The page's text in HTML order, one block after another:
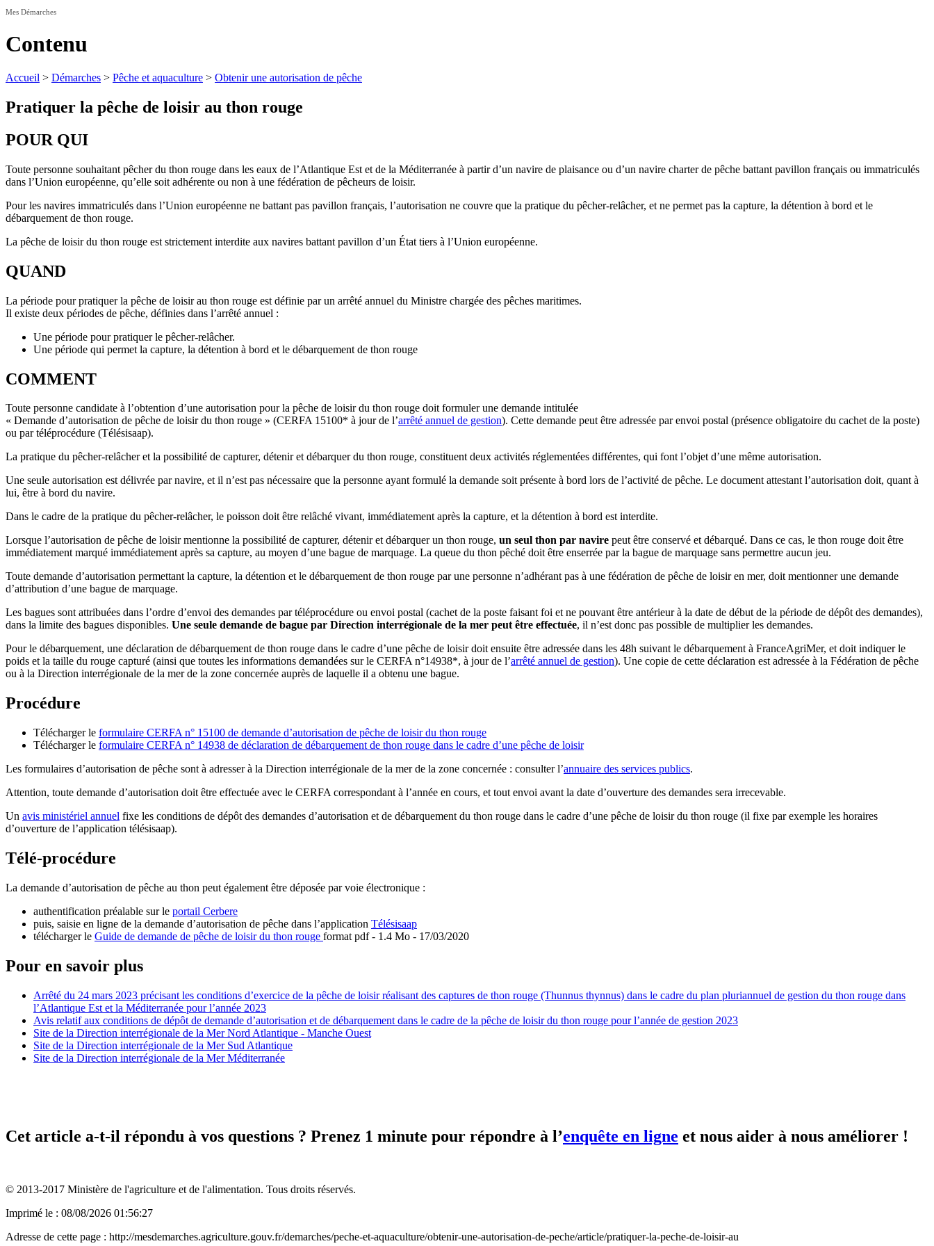
Mes Démarches
Contenu
Accueil > Démarches > Pêche et aquaculture > Obtenir une autorisation de pêche
Pratiquer la pêche de loisir au thon rouge
POUR QUI
Toute personne souhaitant pêcher du thon rouge dans les eaux de l’Atlantique Est et de la Méditerranée à partir d’un navire de plaisance ou d’un navire charter de pêche battant pavillon français ou immatriculés
dans l’Union européenne, qu’elle soit adhérente ou non à une fédération de pêcheurs de loisir.
Pour les navires immatriculés dans l’Union européenne ne battant pas pavillon français, l’autorisation ne couvre que la pratique du pêcher-relâcher, et ne permet pas la capture, la détention à bord et le
débarquement de thon rouge.
La pêche de loisir du thon rouge est strictement interdite aux navires battant pavillon d’un État tiers à l’Union européenne.
QUAND
La période pour pratiquer la pêche de loisir au thon rouge est définie par un arrêté annuel du Ministre chargée des pêches maritimes.
Il existe deux périodes de pêche, définies dans l’arrêté annuel :
Une période pour pratiquer le pêcher-relâcher.
Une période qui permet la capture, la détention à bord et le débarquement de thon rouge
COMMENT
Toute personne candidate à l’obtention d’une autorisation pour la pêche de loisir du thon rouge doit formuler une demande intitulée
« Demande d’autorisation de pêche de loisir du thon rouge » (CERFA 15100* à jour de l’arrêté annuel de gestion). Cette demande peut être adressée par envoi postal (présence obligatoire du cachet de la poste)
ou par téléprocédure (Télésisaap).
La pratique du pêcher-relâcher et la possibilité de capturer, détenir et débarquer du thon rouge, constituent deux activités réglementées différentes, qui font l’objet d’une même autorisation.
Une seule autorisation est délivrée par navire, et il n’est pas nécessaire que la personne ayant formulé la demande soit présente à bord lors de l’activité de pêche. Le document attestant l’autorisation doit, quant à
lui, être à bord du navire.
Dans le cadre de la pratique du pêcher-relâcher, le poisson doit être relâché vivant, immédiatement après la capture, et la détention à bord est interdite.
Lorsque l’autorisation de pêche de loisir mentionne la possibilité de capturer, détenir et débarquer un thon rouge, un seul thon par navire peut être conservé et débarqué. Dans ce cas, le thon rouge doit être
immédiatement marqué immédiatement après sa capture, au moyen d’une bague de marquage. La queue du thon pêché doit être enserrée par la bague de marquage sans permettre aucun jeu.
Toute demande d’autorisation permettant la capture, la détention et le débarquement de thon rouge par une personne n’adhérant pas à une fédération de pêche de loisir en mer, doit mentionner une demande
d’attribution d’une bague de marquage.
Les bagues sont attribuées dans l’ordre d’envoi des demandes par téléprocédure ou envoi postal (cachet de la poste faisant foi et ne pouvant être antérieur à la date de début de la période de dépôt des demandes),
dans la limite des bagues disponibles. Une seule demande de bague par Direction interrégionale de la mer peut être effectuée, il n’est donc pas possible de multiplier les demandes.
Pour le débarquement, une déclaration de débarquement de thon rouge dans le cadre d’une pêche de loisir doit ensuite être adressée dans les 48h suivant le débarquement à FranceAgriMer, et doit indiquer le
poids et la taille du rouge capturé (ainsi que toutes les informations demandées sur le CERFA n°14938*, à jour de l’arrêté annuel de gestion). Une copie de cette déclaration est adressée à la Fédération de pêche
ou à la Direction interrégionale de la mer de la zone concernée auprès de laquelle il a obtenu une bague.
Procédure
Télécharger le formulaire CERFA n° 15100 de demande d’autorisation de pêche de loisir du thon rouge
Télécharger le formulaire CERFA n° 14938 de déclaration de débarquement de thon rouge dans le cadre d’une pêche de loisir
Les formulaires d’autorisation de pêche sont à adresser à la Direction interrégionale de la mer de la zone concernée : consulter l’annuaire des services publics.
Attention, toute demande d’autorisation doit être effectuée avec le CERFA correspondant à l’année en cours, et tout envoi avant la date d’ouverture des demandes sera irrecevable.
Un avis ministériel annuel fixe les conditions de dépôt des demandes d’autorisation et de débarquement du thon rouge dans le cadre d’une pêche de loisir du thon rouge (il fixe par exemple les horaires
d’ouverture de l’application télésisaap).
Télé-procédure
La demande d’autorisation de pêche au thon peut également être déposée par voie électronique :
authentification préalable sur le portail Cerbere
puis, saisie en ligne de la demande d’autorisation de pêche dans l’application Télésisaap
télécharger le Guide de demande de pêche de loisir du thon rouge format pdf- 1.4 Mo - 17/03/2020
Pour en savoir plus
Arrêté du 24 mars 2023 précisant les conditions d’exercice de la pêche de loisir réalisant des captures de thon rouge (Thunnus thynnus) dans le cadre du plan pluriannuel de gestion du thon rouge dans
l’Atlantique Est et la Méditerranée pour l’année 2023
Avis relatif aux conditions de dépôt de demande d’autorisation et de débarquement dans le cadre de la pêche de loisir du thon rouge pour l’année de gestion 2023
Site de la Direction interrégionale de la Mer Nord Atlantique - Manche Ouest
Site de la Direction interrégionale de la Mer Sud Atlantique
Site de la Direction interrégionale de la Mer Méditerranée
Cet article a-t-il répondu à vos questions ? Prenez 1 minute pour répondre à l’enquête en ligne et nous aider à nous améliorer !
© 2013-2017 Ministère de l'agriculture et de l'alimentation. Tous droits réservés.
Imprimé le : 08/08/2026 01:56:27
Adresse de cette page : http://mesdemarches.agriculture.gouv.fr/demarches/peche-et-aquaculture/obtenir-une-autorisation-de-peche/article/pratiquer-la-peche-de-loisir-au